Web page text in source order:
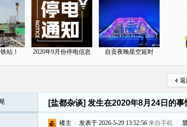
›
站！ 2020年9月份停电信息 自贡夜晚星空延时
[盐都杂谈] 发生在2020年8月24日的事
楼主 发表于 2026-5-29 13:52:56 来自手机